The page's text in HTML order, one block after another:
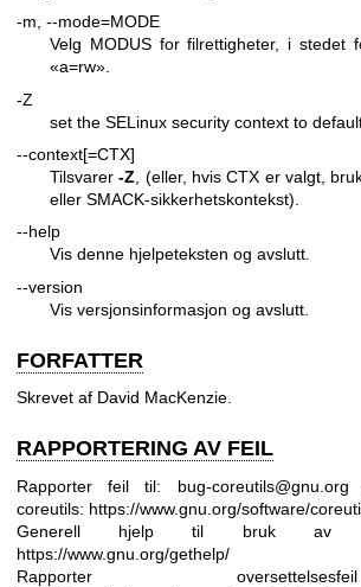
-m, --mode=MODE
Velg MODUS for filrettigheter, i stedet
«a=rw».
-Z
set the SELinux security context to
--context[=CTX]
Tilsvarer-Z , (eller, hvis CTX er valgt,
eller SMACK-sikkerhetskontekst).
--help
Vis denne hjelpeteksten og avslutt.
--version
Vis versjonsinformasjon og avslutt.
FORFATTER
Skrevet af David MacKenzie.
RAPPORTERING AV FEIL
Rapporter feil til: bug-coreutils@gnu.org
coreutils: https://www.gnu.org/software/
Generell hjelp til bruk av
https://www.gnu.org/gethelp/
Rapporter